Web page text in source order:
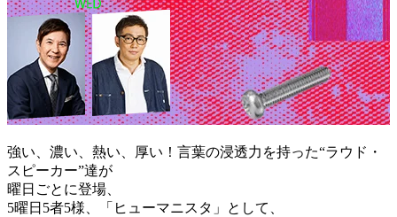
強い、濃い、熱い、厚い！言葉の浸透力を持った“ラウド・
スピーカー”達が
曜日ごとに登場、
5曜日5者5様、「ヒューマニスタ」として、